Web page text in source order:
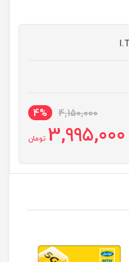
4,150,000
4%
3,995,000 تومان